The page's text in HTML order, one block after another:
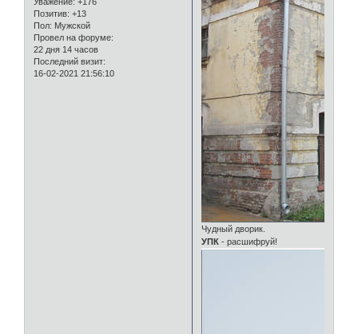
Позитив: +13
Пол: Мужской
Провел на форуме:
22 дня 14 часов
Последний визит:
16-02-2021 21:56:10
Чудный дворик.
УПК - расшифруй!